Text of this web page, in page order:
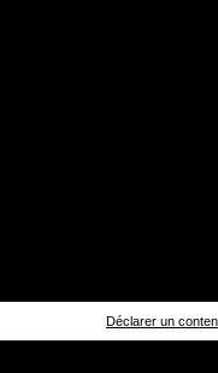
Déclarer un